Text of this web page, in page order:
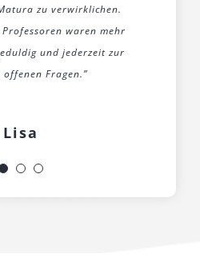
zu verwirklichen.
waren mehr
und jederzeit zur
offenen Fragen.”
Lisa
wurde sehr
und interessant
fühle mich für mein
sehr gut vorbereitet.”
Merve